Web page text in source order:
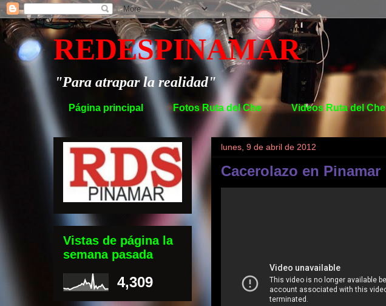
REDESPINAMAR
"Para atrapar la realidad"
Página principal Fotos Ruta del Che Videos Ruta del Che
lunes, 9 de abril de 2012
Cacerolazo en Pinamar
Vistas de página la
semana pasada
4,309